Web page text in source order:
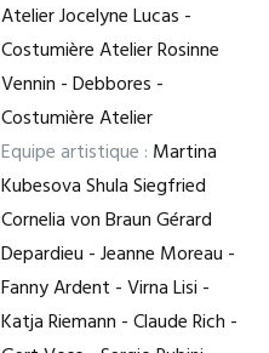
Atelier Jocelyne Lucas -
Costumière Atelier Rosinne
Vennin - Debbores -
Costumière Atelier
Equipe artistique : Martina
Kubesova Shula Siegfried
Cornelia von Braun Gérard
Depardieu - Jeanne Moreau -
Fanny Ardent - Virna Lisi -
Katja Riemann - Claude Rich -